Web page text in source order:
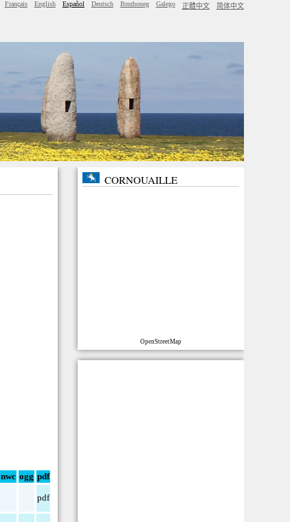
Français English Español Deutsch Brezhoneg Galego 正體中文 简体中文
nwc ogg pdf
pdf
CORNOUAILLE
OpenStreetMap